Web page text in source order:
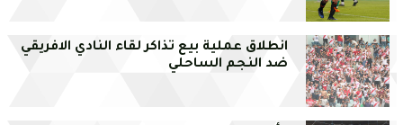
انطلاق عملية بيع تذاكر لقاء النادي الافريقي
ضد النجم الساحلي